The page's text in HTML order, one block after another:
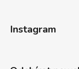
Instagram